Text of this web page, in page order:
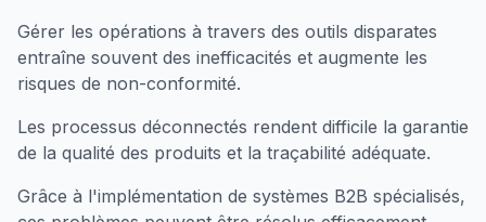
Gérer les opérations à travers des outils disparates
entraîne souvent des inefficacités et augmente les
risques de non-conformité.
Les processus déconnectés rendent difficile la garantie
de la qualité des produits et la traçabilité adéquate.
Grâce à l'implémentation de systèmes B2B spécialisés,